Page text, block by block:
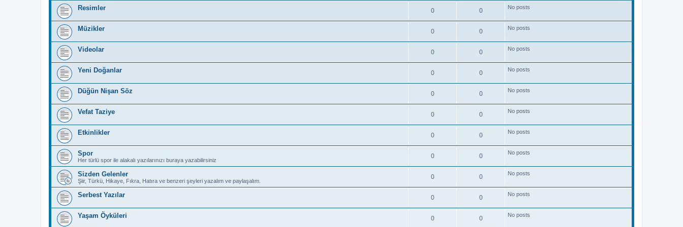
Resimler 0 0 No posts
Müzikler 0 0 No posts
Videolar 0 0 No posts
Yeni Doğanlar 0 0 No posts
Düğün Nişan Söz 0 0 No posts
Vefat Taziye 0 0 No posts
Etkinlikler 0 0 No posts
Spor
Her türlü spor ile alakalı yazılarınızı buraya yazabilirsiniz
0 0 No posts
Sizden Gelenler
Şiir, Türkü, Hikaye, Fıkra, Hatıra ve benzeri şeyleri yazalım ve paylaşalım.
0 0 No posts
Serbest Yazılar 0 0 No posts
Yaşam Öyküleri 0 0 No posts